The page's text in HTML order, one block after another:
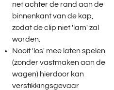
net achter de rand aan de
binnenkant van de kap,
zodat de clip niet 'lam' zal
worden.
Nooit 'los' mee laten spelen
(zonder vastmaken aan de
wagen) hierdoor kan
verstikkingsgevaar